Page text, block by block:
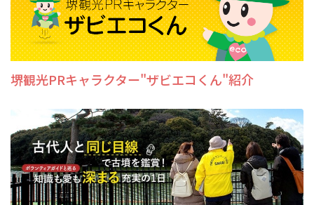
堺観光PRキャラクター"ザビエコくん"紹介